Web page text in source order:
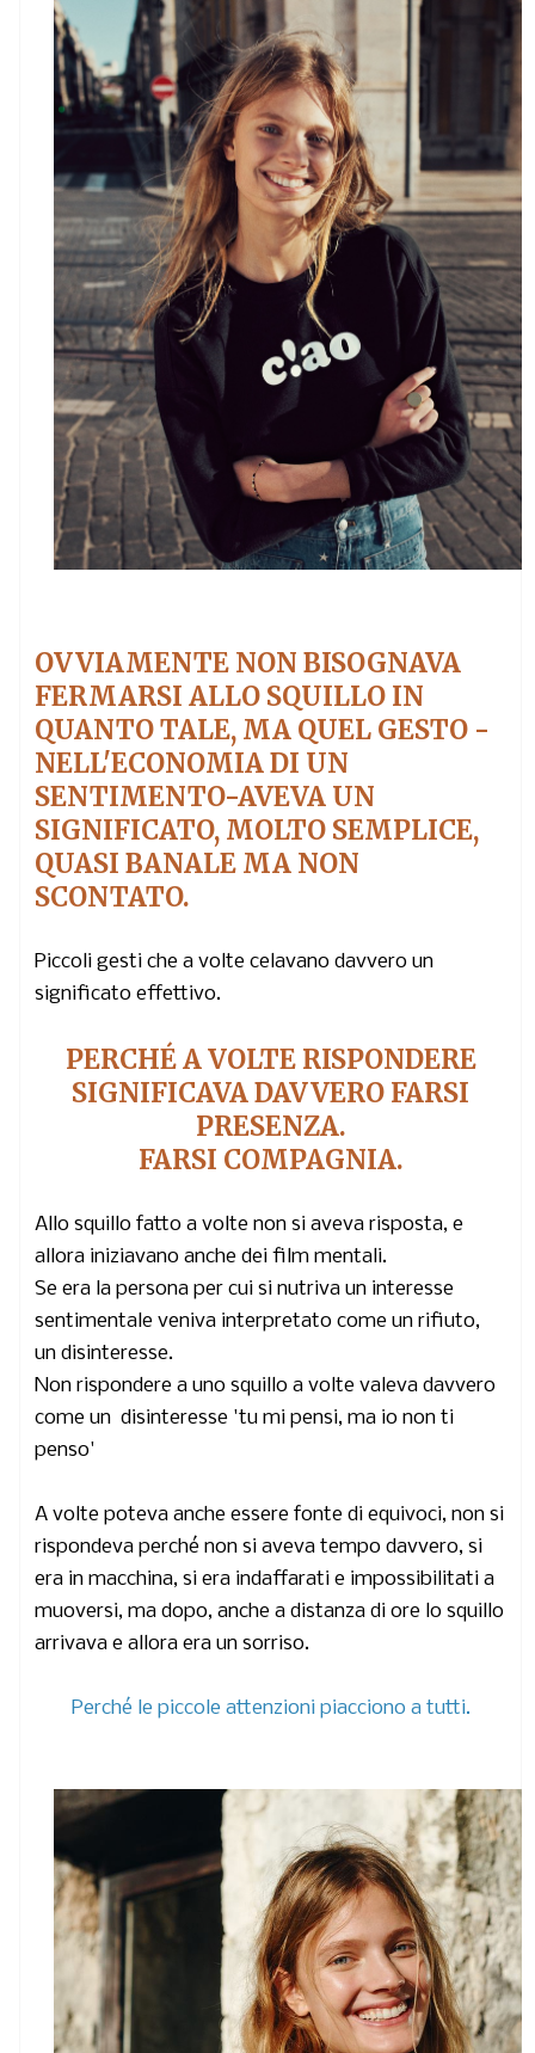
OVVIAMENTE NON BISOGNAVA
FERMARSI ALLO SQUILLO IN
QUANTO TALE, MA QUEL GESTO -
NELL'ECONOMIA DI UN
SENTIMENTO-AVEVA UN
SIGNIFICATO, MOLTO SEMPLICE,
QUASI BANALE MA NON
SCONTATO.
Piccoli gesti che a volte celavano davvero un
significato effettivo.
PERCHÉ A VOLTE RISPONDERE
SIGNIFICAVA DAVVERO FARSI
PRESENZA.
FARSI COMPAGNIA.
Allo squillo fatto a volte non si aveva risposta, e
allora iniziavano anche dei film mentali.
Se era la persona per cui si nutriva un interesse
sentimentale veniva interpretato come un rifiuto,
un disinteresse.
Non rispondere a uno squillo a volte valeva davvero
come un disinteresse 'tu mi pensi, ma io non ti
penso'
A volte poteva anche essere fonte di equivoci, non si
rispondeva perché non si aveva tempo davvero, si
era in macchina, si era indaffarati e impossibilitati a
muoversi, ma dopo, anche a distanza di ore lo squillo
arrivava e allora era un sorriso.
Perché le piccole attenzioni piacciono a tutti.